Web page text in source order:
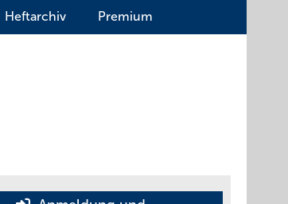
Heftarchiv Premium